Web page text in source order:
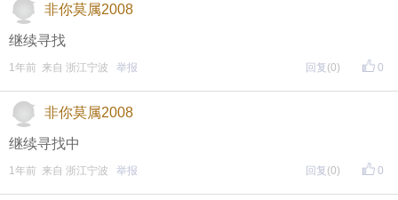
非你莫属2008
继续寻找
0
1年前 来自 浙江宁波 举报 回复 (0)
非你莫属2008
继续寻找中
0
1年前 来自 浙江宁波 举报 回复 (0)